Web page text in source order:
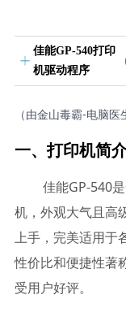
佳能GP-540打印
机驱动程序
（由金山毒霸-电脑医
一、打印机简
佳能GP-540
机，外观大气且高
上手，完美适用于
性价比和便捷性著
受用户好评。